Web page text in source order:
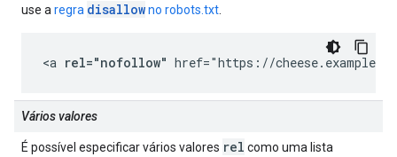
use a regra disallowno robots.txt
<a rel="nofollow" href="https://
Vários valores
É possível especificar vários valores rel como uma lista